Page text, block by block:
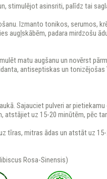
stimulējot asinsriti, palīdz tai
Izmanto tonikos, serumos,
augļskābēm, padara mirdzošu
matu augšanu un novērst
antiseptiskas un tonizējošas
Sajauciet pulveri ar
atstājiet uz 15-20 minūtēm, pēc
tīras, mitras ādas un atstāt uz
Rosa-Sinensis)